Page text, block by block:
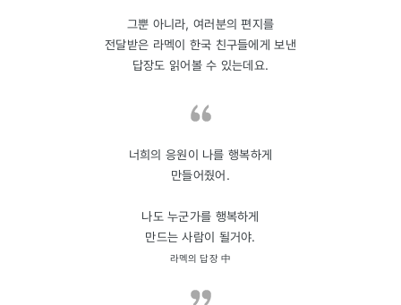
그뿐 아니라, 여러분의 편지를
전달받은 라멕이 한국 친구들에게 보낸
답장도 읽어볼 수 있는데요.
너희의 응원이 나를 행복하게
만들어줬어.
나도 누군가를 행복하게
만드는 사람이 될거야.
라멕의 답장 中